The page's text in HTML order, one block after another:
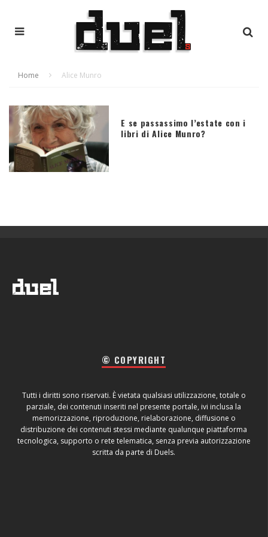
Home Alice Munro
E se passassimo l’estate con i
libri di Alice Munro?
© COPYRIGHT
Tutti i diritti sono riservati. È vietata qualsiasi utilizzazione, totale o
parziale, dei contenuti inseriti nel presente portale, ivi inclusa la
memorizzazione, riproduzione, rielaborazione, diffusione o
distribuzione dei contenuti stessi mediante qualunque piattaforma
tecnologica, supporto o rete telematica, senza previa autorizzazione
scritta da parte di Duels.